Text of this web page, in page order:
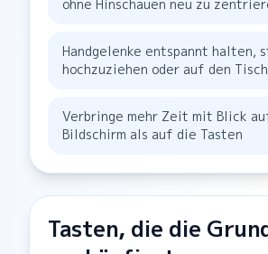
ohne Hinschauen neu zu
Handgelenke entspannt halten,
hochzuziehen oder auf den
Verbringe mehr Zeit mit Blick
Bildschirm als auf die Tasten
Tasten, die die